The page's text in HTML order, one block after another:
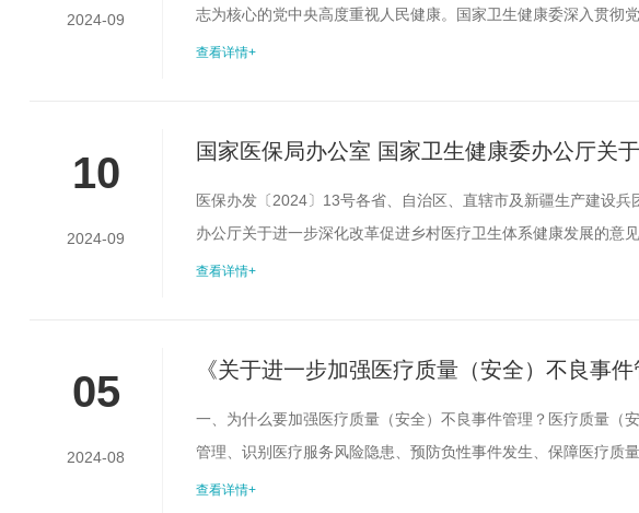
2024-09
志为核心的党中央高度重视人民健康。国家卫生健康委深入贯彻
康事业发展，人民健康水平显著提升。雷海潮强调，当前，我们
查看详情+
10
2024-09
国家医保局办公室 国家卫生健康委办公厅关
医保办发〔2024〕13号各省、自治区、直辖市及新疆生产建设
办公厅关于进一步深化改革促进乡村医疗卫生体系健康发展的意
卫生室医保服务协议管理，推动更多村卫生室纳入医保定点管理
查看详情+
05
2024-08
《关于进一步加强医疗质量（安全）不良事
一、为什么要加强医疗质量（安全）不良事件管理？医疗质量（
管理、识别医疗服务风险隐患、预防负性事件发生、保障医疗质
续完善不良事件信息采集、记录和报告相关制度，加强相关信息
查看详情+